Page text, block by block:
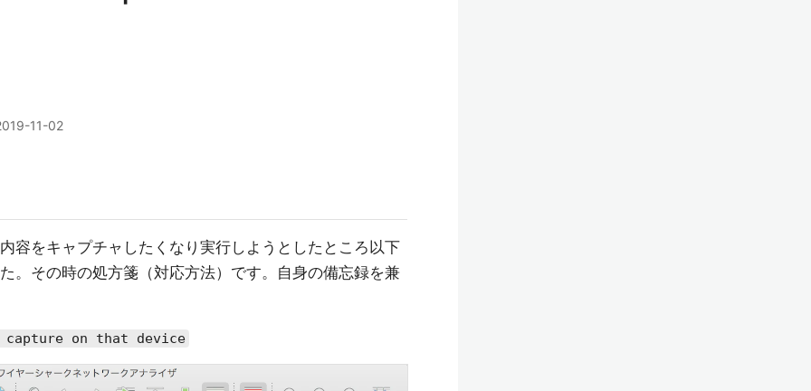
11-02
容をキャプチャしたくなり実行しようとしたところ以下
。その時の処方箋（対応方法）です。自身の備忘録を兼
on that device